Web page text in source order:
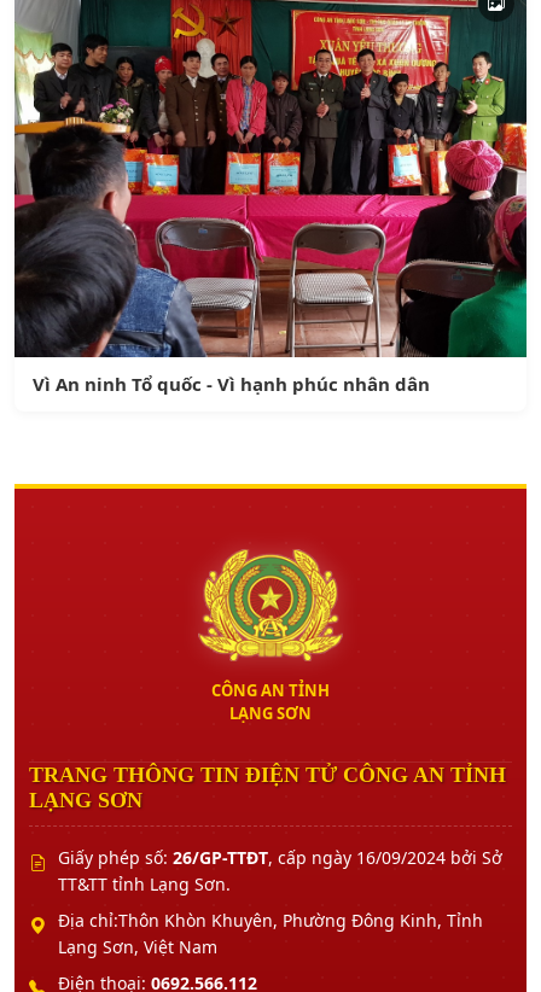
Vì An ninh Tổ quốc - Vì hạnh phúc nhân dân
CÔNG AN TỈNH
LẠNG SƠN
TRANG THÔNG TIN ĐIỆN TỬ CÔNG AN TỈNH
LẠNG SƠN
Giấy phép số: 26/GP-TTĐT, cấp ngày 16/09/2024 bởi Sở
TT&TT tỉnh Lạng Sơn.
Địa chỉ:Thôn Khòn Khuyên, Phường Đông Kinh, Tỉnh
Lạng Sơn, Việt Nam
Điện thoại: 0692.566.112